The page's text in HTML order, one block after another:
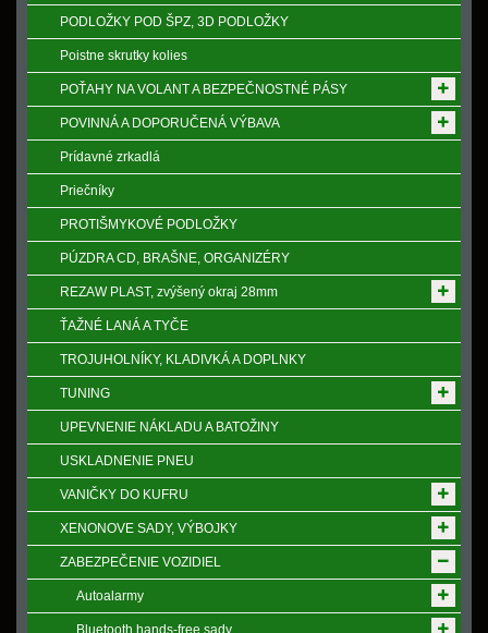
PODLOŽKY POD ŠPZ, 3D PODLOŽKY
Poistne skrutky kolies
POŤAHY NA VOLANT A BEZPEČNOSTNÉ PÁSY
POVINNÁ A DOPORUČENÁ VÝBAVA
Prídavné zrkadlá
Priečníky
PROTIŠMYKOVÉ PODLOŽKY
PÚZDRA CD, BRAŠNE, ORGANIZÉRY
REZAW PLAST, zvýšený okraj 28mm
ŤAŽNÉ LANÁ A TYČE
TROJUHOLNÍKY, KLADIVKÁ A DOPLNKY
TUNING
UPEVNENIE NÁKLADU A BATOŽINY
USKLADNENIE PNEU
VANIČKY DO KUFRU
XENONOVE SADY, VÝBOJKY
ZABEZPEČENIE VOZIDIEL
Autoalarmy
Bluetooth hands-free sady